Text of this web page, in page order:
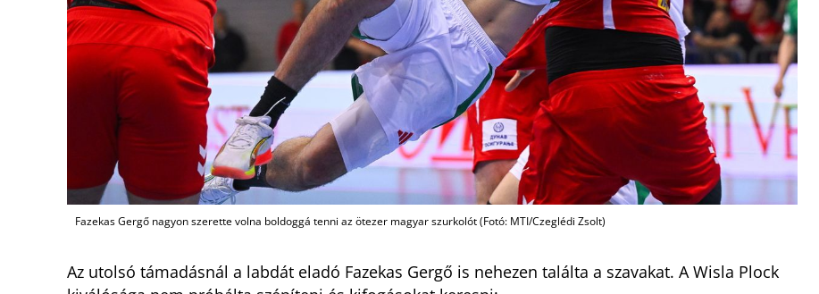
Fazekas Gergő nagyon szerette volna boldoggá tenni az ötezer magyar szurkolót (Fotó: MTI/Czeglédi Zsolt)
Az utolsó támadásnál a labdát eladó Fazekas Gergő is nehezen találta a szavakat. A Wisla Plock